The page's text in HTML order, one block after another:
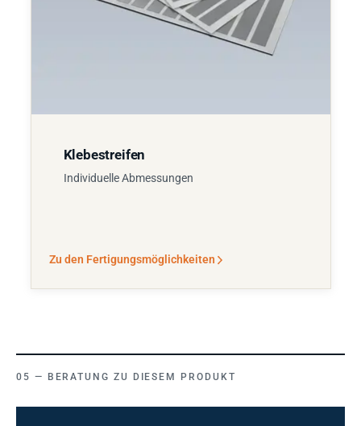
Klebestreifen
Individuelle Abmessungen
Zu den Fertigungsmöglichkeiten
BERATUNG ZU DIESEM PRODUKT